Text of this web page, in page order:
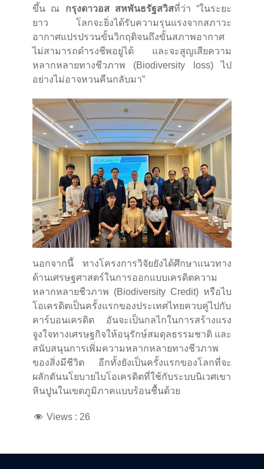
ขึ้น ณ กรุงดาวอส สหพันธรัฐสวิสที่ว่า “ในระยะ
ยาว โลกจะยิ่งได้รับความรุนแรงจากสภาวะ
อากาศแปรปรวนขั้นวิกฤติจนถึงขั้นสภาพอากาศ
ไม่สามารถดำรงชีพอยู่ได้ และจะสูญเสียความ
หลากหลายทางชีวภาพ (Biodiversity loss) ไป
อย่างไม่อาจหวนคืนกลับมา”
นอกจากนึั ทางโครงการวิจัยยังได้ศึกษาแนวทาง
ด้านเศรษฐศาสตร์ในการออกแบบเครดิตความ
หลากหลายชีวภาพ (Biodiversity Credit) หรือไบ
โอเครดิตเป็นครั้งแรกของประเทศไทยควบคู่ไปกับ
คาร์บอนเครดิต อันจะเป็นกลไกในการสร้างแรง
จูงใจทางเศรษฐกิจให้อนุรักษ์สมดุลธรรมชาติ และ
สนับสนุนการเพิ่มความหลากหลายทางชีวภาพ
ของสิ่งมีชีวิต อีกทั้งยังเป็นครั้งแรกของโลกที่จะ
ผลักดันนโยบายไบโอเครดิตที่ใช้กับระบบนิเวศเขา
หินปูนในเขตภูมิภาคแบบร้อนชื้นด้วย
Views : 26